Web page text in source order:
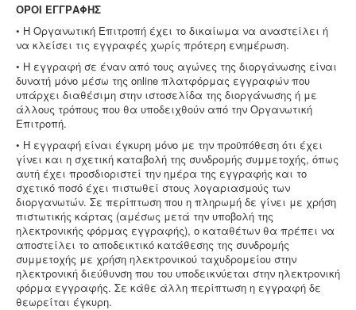
ΟΡΟΙ ΕΓΓΡΑΦΗΣ
• Η Οργανωτική Επιτροπή έχει το δικαίωμα να αναστείλει ή
να κλείσει τις εγγραφές χωρίς πρότερη ενημέρωση.
• Η εγγραφή σε έναν από τους αγώνες της διοργάνωσης είναι
δυνατή μόνο μέσω της online πλατφόρμας εγγραφών που
υπάρχει διαθέσιμη στην ιστοσελίδα της διοργάνωσης ή με
άλλους τρόπους που θα υποδειχθούν από την Οργανωτική
Επιτροπή.
• Η εγγραφή είναι έγκυρη μόνο με την προϋπόθεση ότι έχει
γίνει και η σχετική καταβολή της συνδρομής συμμετοχής, όπως
αυτή έχει προσδιοριστεί την ημέρα της εγγραφής και το
σχετικό ποσό έχει πιστωθεί στους λογαριασμούς των
διοργανωτών. Σε περίπτωση που η πληρωμή δε γίνει με χρήση
πιστωτικής κάρτας (αμέσως μετά την υποβολή της
ηλεκτρονικής φόρμας εγγραφής), ο καταθέτων θα πρέπει να
αποστείλει το αποδεικτικό κατάθεσης της συνδρομής
συμμετοχής με χρήση ηλεκτρονικού ταχυδρομείου στην
ηλεκτρονική διεύθυνση που του υποδεικνύεται στην ηλεκτρονική
φόρμα εγγραφής. Σε κάθε άλλη περίπτωση η εγγραφή δε
θεωρείται έγκυρη.